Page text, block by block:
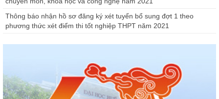
Thông báo nhận hồ sơ đăng ký xét tuyển bổ sung đợt 1 theo
phương thức xét điểm thi tốt nghiệp THPT năm 2021